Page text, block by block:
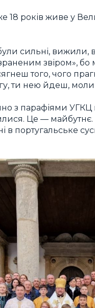
18 років живе у
сильні, вижили,
звіром», бо
того, чого
ти нею йдеш,
з парафіями УГКЦ
Це —
в португальське